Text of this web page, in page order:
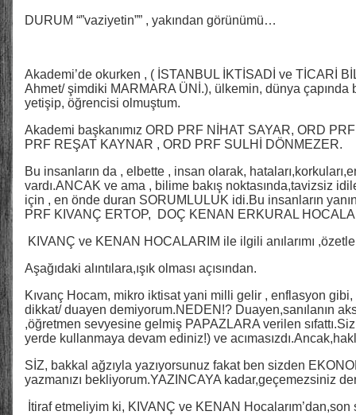
DURUM “”vaziyetin”” , yakından görünümü…
Akademi’de okurken , ( İSTANBUL İKTİSADİ ve TİCARİ
Ahmet/ şimdiki MARMARA ÜNİ.), ülkemin, dünya çapında
yetişip, öğrencisi olmuştum.
Akademi başkanımız ORD PRF NİHAT SAYAR, ORD
PRF REŞAT KAYNAR , ORD PRF SULHİ DÖNMEZER.
Bu insanların da , elbette , insan olarak,
vardı.ANCAK ve ama , bilime bakış noktasında,tavizsiz
için , en önde duran SORUMLULUK idi.Bu insanların
PRF KIVANÇ ERTOP, DOÇ KENAN ERKURAL
KIVANÇ ve KENAN HOCALARIM ile ilgili anılarımı
Aşağıdaki alıntılara,ışık olması açısından.
Kıvanç Hocam, mikro iktisat yani milli gelir , enflasyon
dikkat/ duayen demiyorum.NEDEN!? Duayen,sanılanın
,öğretmen sevyesine gelmiş PAPAZLARA verilen
yerde kullanmaya devam ediniz!) ve
SİZ, bakkal ağzıyla yazıyorsunuz fakat ben sizden
yazmanızı bekliyorum.YAZINCAYA kadar,geçemezsiniz
İtiraf etmeliyim ki, KIVANÇ ve KENAN Hocalarım’dan,son